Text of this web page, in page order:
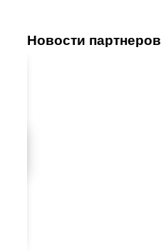
Новости партнеров